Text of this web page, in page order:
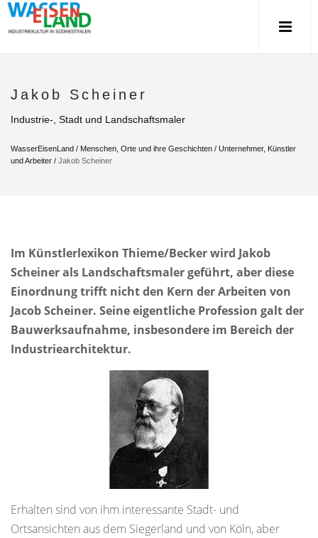
Jakob Scheiner
Industrie-, Stadt und Landschaftsmaler
WasserEisenLand / Menschen, Orte und ihre Geschichten / Unternehmer, Künstler
und Arbeiter / Jakob Scheiner
Im Künstlerlexikon Thieme/Becker wird Jakob
Scheiner als Landschaftsmaler geführt, aber diese
Einordnung trifft nicht den Kern der Arbeiten von
Jacob Scheiner. Seine eigentliche Profession galt der
Bauwerksaufnahme, insbesondere im Bereich der
Industriearchitektur.
Erhalten sind von ihm interessante Stadt- und
Ortsansichten aus dem Siegerland und von Köln, aber